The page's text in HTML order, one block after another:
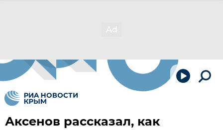
Аксенов рассказал, как